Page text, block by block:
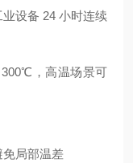
设备 24 小时连续
，高温场景可
局部温差